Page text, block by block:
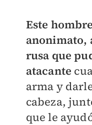
Este
anonimato,
rusa que
atacante
arma y
cabeza,
que le